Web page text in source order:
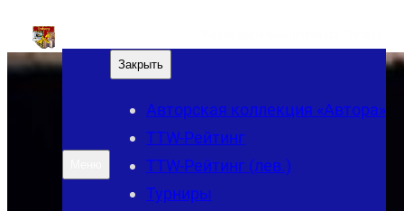
к
содержимому
Закрыть
Авторская коллекция «Автора»
TTW-Рейтинг
TTW-Рейтинг (лев.)
Турниры